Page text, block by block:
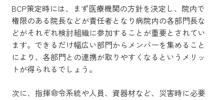
BCP策定時には、まず医療機関の方針を決定し、院内で
権限のある院長などが責任者となり病院内の各部門長な
どがそれぞれ検討組織に参加することが重要とされてい
ます。できるだけ幅広い部門からメンバーを集めること
により、各部門との連携が取りやすくなるというメリッ
トが得られるでしょう。
次に、指揮命令系統や人員、資器材など、災害時に必要